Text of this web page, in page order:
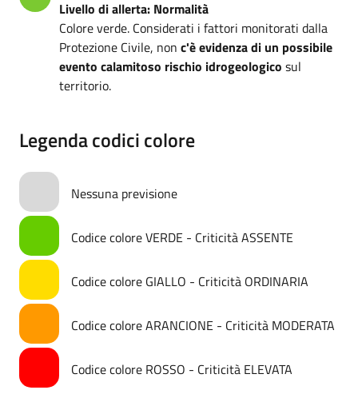
Livello di allerta: Normalità
Colore verde. Considerati i fattori monitorati dalla
Protezione Civile, non c'è evidenza di un possibile
evento calamitoso rischio idrogeologico sul
territorio.
Legenda codici colore
Nessuna previsione
Codice colore VERDE - Criticità ASSENTE
Codice colore GIALLO - Criticità ORDINARIA
Codice colore ARANCIONE - Criticità MODERATA
Codice colore ROSSO - Criticità ELEVATA